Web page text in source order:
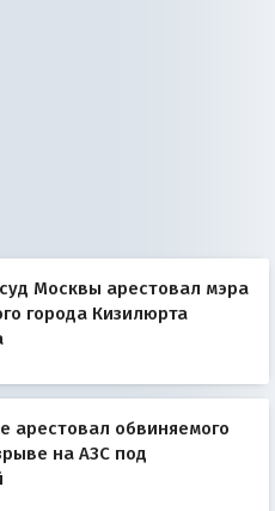
Москвы арестовал мэра
города Кизилюрта
арестовал обвиняемого
на АЗС под